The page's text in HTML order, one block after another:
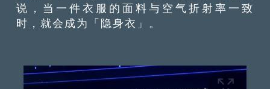
说，当一件衣服的面料与空气折射率一致
时，就会成为「隐身衣」。